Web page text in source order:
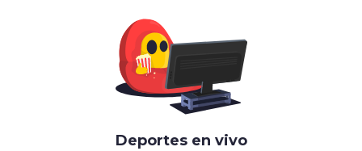
Deportes en vivo